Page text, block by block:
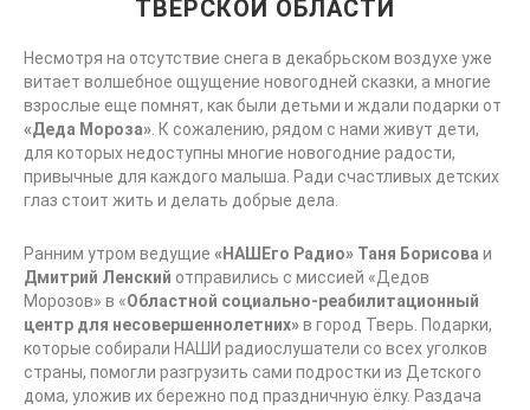
ТВЕРСКОЙ ОБЛАСТИ
Несмотря на отсутствие снега в декабрьском воздухе уже
витает волшебное ощущение новогодней сказки, а многие
взрослые еще помнят, как были детьми и ждали подарки от
«Деда Мороза» . К сожалению, рядом с нами живут дети,
для которых недоступны многие новогодние радости,
привычные для каждого малыша. Ради счастливых детских
глаз стоит жить и делать добрые дела.
Ранним утром ведущие «НАШЕго Радио» Таня Борисова и
Дмитрий Ленский отправились с миссией «Дедов
Морозов» в «Областной социально-реабилитационный
центр для несовершеннолетних»в город Тверь. Подарки,
которые собирали НАШИ радиослушатели со всех уголков
страны, помогли разгрузить сами подростки из Детского
дома, уложив их бережно под праздничную ёлку. Раздача